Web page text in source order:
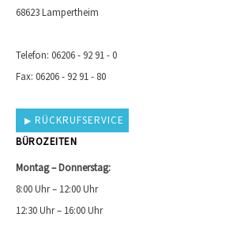
68623 Lampertheim
Telefon: 06206 - 92 91 - 0
Fax: 06206 - 92 91 - 80
RÜCKRUFSERVICE
BÜROZEITEN
Montag – Donnerstag:
8:00 Uhr – 12:00 Uhr
12:30 Uhr – 16:00 Uhr